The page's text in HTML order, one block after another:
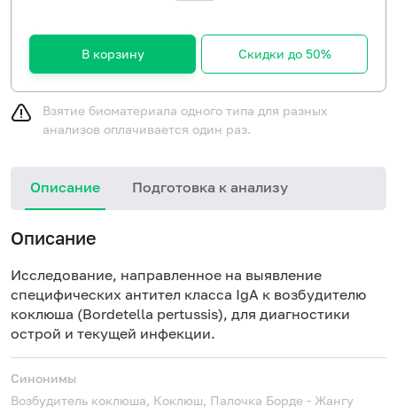
В корзину Скидки до 50%
Взятие биоматериала одного типа для разных
анализов оплачивается один раз.
Описание Подготовка к анализу
Описание
Исследование, направленное на выявление
специфических антител класса IgА к возбудителю
коклюша (Bordetella pertussis), для диагностики
острой и текущей инфекции.
Синонимы
Возбудитель коклюша, Коклюш, Палочка Борде - Жангу